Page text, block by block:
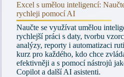
Excel s umělou inteligencí:
rychleji pomocí AI
Naučte se využívat umělou
rychlejší práci s daty, tvorbu
analýzy, reporty i automatizaci
kurz pro každého, kdo chce
efektivněji a s pomocí nástrojů
Copilot a další AI asistenti.